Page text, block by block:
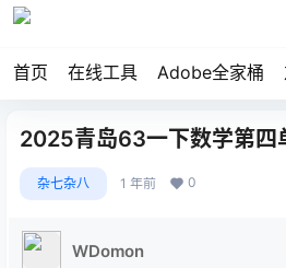
首页 在线工具 Adobe全家桶
2025青岛63一下数学第四
杂七杂八 1 年前 0
WDomon